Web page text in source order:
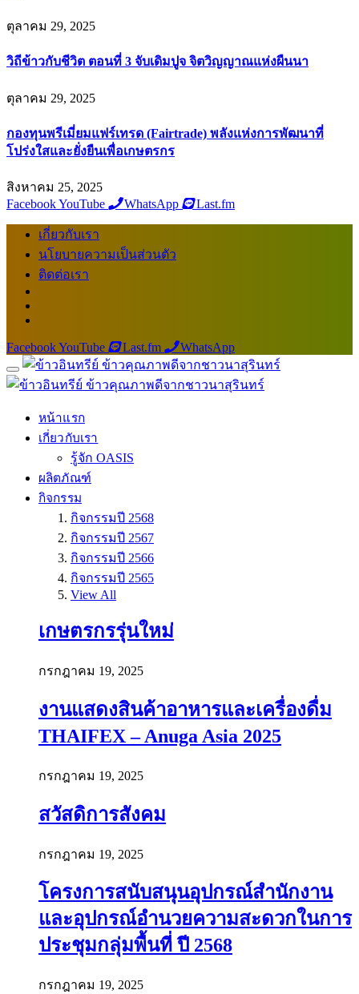
ตุลาคม 29, 2025
วิถีข้าวกับชีวิต ตอนที่ 3 จับเดิมปูจ จิตวิญญาณแห่งผืนนา
ตุลาคม 29, 2025
กองทุนพรีเมี่ยมแฟร์เทรด (Fairtrade) พลังแห่งการพัฒนาที่
โปร่งใสและยั่งยืนเพื่อเกษตรกร
สิงหาคม 25, 2025
FacebookYouTube WhatsApp Last.fm
เกี่ยวกับเรา
นโยบายความเป็นส่วนตัว
ติดต่อเรา
FacebookYouTube Last.fm WhatsApp
หน้าแรก
เกี่ยวกับเรา
รู้จัก OASIS
ผลิตภัณฑ์
กิจกรรม
กิจกรรมปี 2568
กิจกรรมปี 2567
กิจกรรมปี 2566
กิจกรรมปี 2565
View All
เกษตรกรรุ่นใหม่
กรกฎาคม 19, 2025
งานแสดงสินค้าอาหารและเครื่องดื่ม
THAIFEX – Anuga Asia 2025
กรกฎาคม 19, 2025
สวัสดิการสังคม
กรกฎาคม 19, 2025
โครงการสนับสนุนอุปกรณ์สำนักงาน
และอุปกรณ์อำนวยความสะดวกในการ
ประชุมกลุ่มพื้นที่ ปี 2568
กรกฎาคม 19, 2025